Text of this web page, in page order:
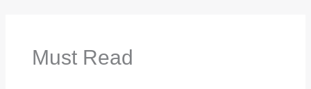
Must Read